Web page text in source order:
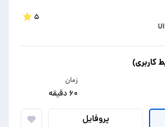
۵
زمان
۶۰ دقیقه
پروفایل